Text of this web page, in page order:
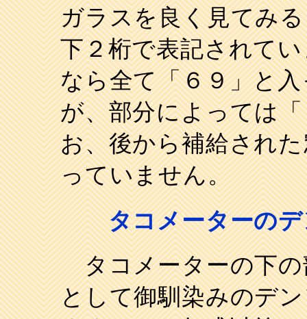
ガラスを良く見てみ
下２桁で表記されて
なら全て「６９」と
が、部分によっては
お、後から補給され
っていません。
タコメーターの
タコメーターの下の
として御馴染みのデ